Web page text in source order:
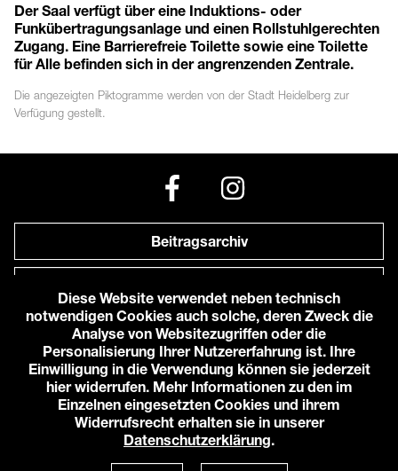
Der Saal verfügt über eine Induktions- oder
Funkübertragungsanlage und einen Rollstuhlgerechten
Zugang. Eine Barrierefreie Toilette sowie eine Toilette
für Alle befinden sich in der angrenzenden Zentrale.
Die angezeigten Piktogramme werden von der Stadt Heidelberg zur
Verfügung gestellt.
Beitragsarchiv
Anfahrt zu uns
© 2026 Karlstorbahnhof e.V.
Impressum
Datenschutzerklärung
Cookie-Einstellungen
Diese Website verwendet neben technisch
notwendigen Cookies auch solche, deren Zweck die
Analyse von Websitezugriffen oder die
Personalisierung Ihrer Nutzererfahrung ist. Ihre
Einwilligung in die Verwendung können sie jederzeit
hier widerrufen. Mehr Informationen zu den im
Einzelnen eingesetzten Cookies und ihrem
Widerrufsrecht erhalten sie in unserer
Datenschutzerklärung.